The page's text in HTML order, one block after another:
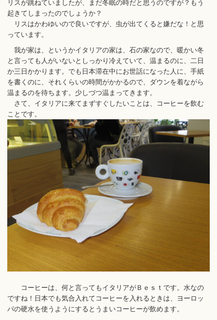
リスが跳ねていましたが、まだ冬眠の時だと思うのですが？もう
起きてしまったのでしょうか？
リスはかわゆいので良いですが、虫が出てくると嫌だな！と思
っています。
我が家は、というかイタリアの家は、石の家なので、暖かい冬
と言っても人がいないとしっかり冷えていて、温まるのに、二日
か三日かかります。でも日本滞在中にお世話になった人に、手紙
を書くのに、それくらいの時間がかかるので、ダウンを着ながら
温まるのを待ちます。少しづつ温まってきます。
さて、イタリアに来てまずすぐしたいことは、コーヒーを飲む
ことです。
コーヒーは、何と言ってもイタリアがＢｅｓｔです。水なの
ですね！日本でも気合入れてコーヒーを入れるときは、ヨーロッ
パの硬水を使うようにするとうまいコーヒーが飲めます。